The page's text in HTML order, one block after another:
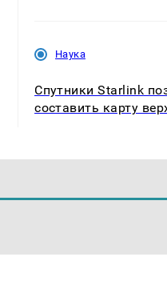
Наука
Спутники Starlink
составить карту